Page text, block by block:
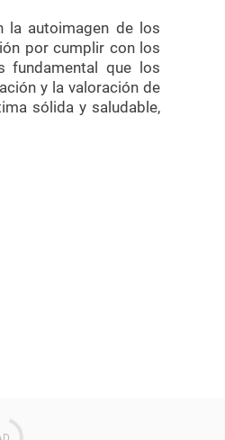
la autoimagen de los
por cumplir con los
fundamental que los
y la valoración de
sólida y saludable,